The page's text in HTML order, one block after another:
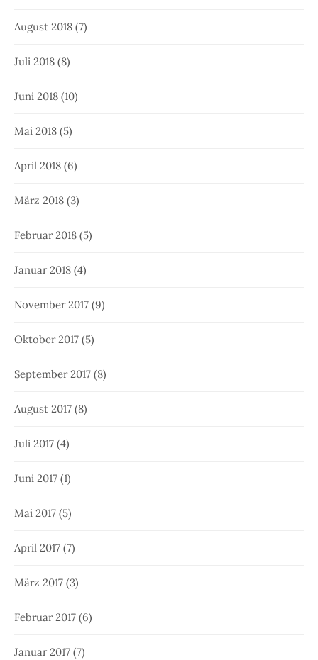
August 2018 (7)
Juli 2018 (8)
Juni 2018 (10)
Mai 2018 (5)
April 2018 (6)
März 2018 (3)
Februar 2018 (5)
Januar 2018 (4)
November 2017 (9)
Oktober 2017 (5)
September 2017 (8)
August 2017 (8)
Juli 2017 (4)
Juni 2017 (1)
Mai 2017 (5)
April 2017 (7)
März 2017 (3)
Februar 2017 (6)
Januar 2017 (7)